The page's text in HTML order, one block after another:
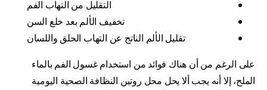
التقليل من التهاب الفم
تخفيف الألم بعد خلع السن
تقليل الألم الناتج عن التهاب الحلق واللسان
على الرغم من أن هناك فوائد من استخدام غسول الفم بالماء
الملح، إلا أنه يجب ألا يحل محل روتين النظافة الصحية اليومية